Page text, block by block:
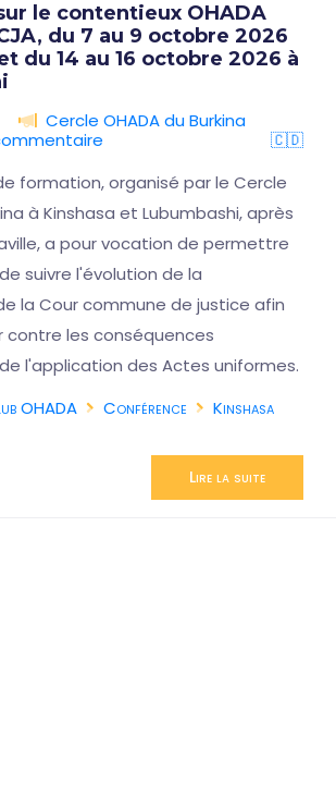
le contentieux OHADA
du 7 au 9 octobre 2026
du 14 au 16 octobre 2026 à
Cercle OHADA du Burkina
🇨🇩
formation, organisé par le Cercle
à Kinshasa et Lubumbashi, après
a pour vocation de permettre
suivre l'évolution de la
la Cour commune de justice afin
contre les conséquences
l'application des Actes uniformes.
OHADA Conférence
Kinshasa
Lire la suite